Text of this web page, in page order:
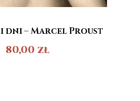
dni – Marcel Proust
80,00 zł